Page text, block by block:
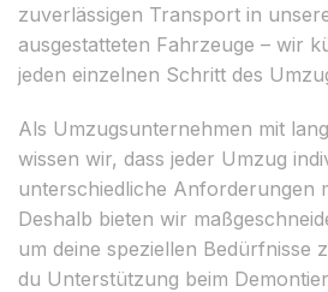
zuverlässigen Transport in
ausgestatteten Fahrzeuge – wir
jeden einzelnen Schritt des
Als Umzugsunternehmen mit
wissen wir, dass jeder Umzug
unterschiedliche Anforderungen
Deshalb bieten wir
um deine speziellen Bedürfnisse
du Unterstützung beim